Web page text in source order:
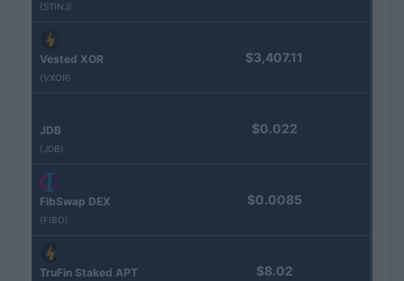
(STINJ)
Vested XOR
(VXOR)
$3,407.11
JDB
(JDB)
$0.022
FibSwap DEX
(FIBO)
$0.0085
TruFin Staked APT $8.02